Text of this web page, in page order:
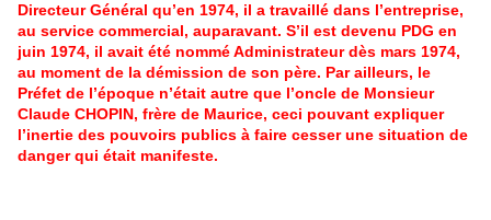
Directeur Général qu’en 1974, il a travaillé dans l’entreprise,
au service commercial, auparavant. S’il est devenu PDG en
juin 1974, il avait été nommé Administrateur dès mars 1974,
au moment de la démission de son père. Par ailleurs, le
Préfet de l’époque n’était autre que l’oncle de Monsieur
Claude CHOPIN, frère de Maurice, ceci pouvant expliquer
l’inertie des pouvoirs publics à faire cesser une situation de
danger qui était manifeste.